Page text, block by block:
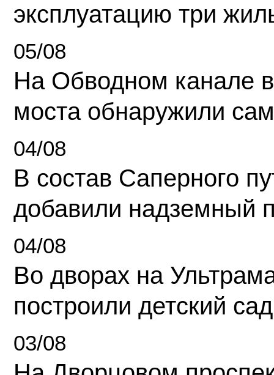
эксплуатацию три
05/08
На Обводном канале
моста обнаружили
04/08
В состав Саперного
добавили надземный
04/08
Во дворах на
построили детский сад
03/08